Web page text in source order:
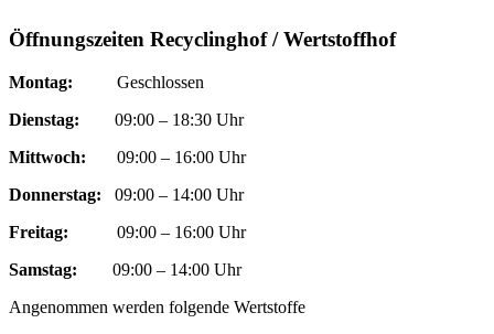
Öffnungszeiten Recyclinghof / Wertstoffhof
Montag: Geschlossen
Dienstag: 09:00 – 18:30 Uhr
Mittwoch: 09:00 – 16:00 Uhr
Donnerstag: 09:00 – 14:00 Uhr
Freitag: 09:00 – 16:00 Uhr
Samstag:
09:00 – 14:00 Uhr
Angenommen werden folgende Wertstoffe